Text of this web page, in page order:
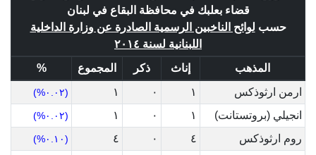
قضاء بعلبك في محافظة البقاع في لبنان
حسب لوائح الناخبين الرسمية الصادرة عن وزارة الداخلية
اللبنانية لسنة ٢٠١٤
المذهب
إناث ذكر المجموع
%
ارمن ارثوذكس
١ ٠ ١ (٠.٠٢%)
انجيلي (بروتستانت) ١ ٠ ١ (٠.٠٢%)
روم ارثوذكس ٤ ٠ ٤ (٠.١٠%)